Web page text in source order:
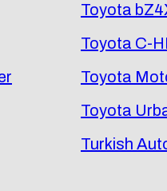
Toyota
Toyota C-
Toyota
Toyota
Turkish